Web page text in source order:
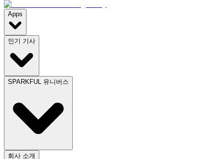
Apps
인기 기사
SPARKFUL 유니버스
회사 소개